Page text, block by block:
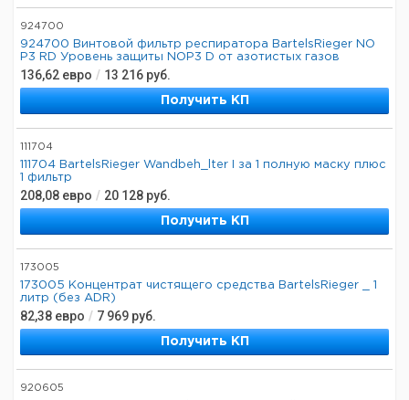
924700
924700 Винтовой фильтр респиратора BartelsRieger NO
P3 RD Уровень защиты NOP3 D от азотистых газов
136,62 евро / 13 216 руб.
Получить КП
111704
111704 BartelsRieger Wandbeh_lter I за 1 полную маску плюс
1 фильтр
208,08 евро / 20 128 руб.
Получить КП
173005
173005 Концентрат чистящего средства BartelsRieger _ 1
литр (без ADR)
82,38 евро / 7 969 руб.
Получить КП
920605